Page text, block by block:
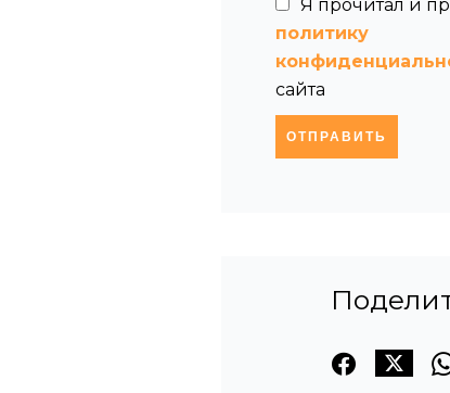
Я прочитал и
политику
сайта
ОТПРАВИТЬ